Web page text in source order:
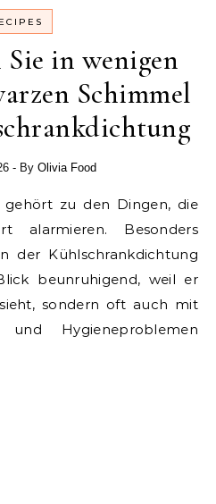
Sie in wenigen
Schimmel
- By Olivia Food
alarmieren. Besonders
der Kühlschrankdichtung
beunruhigend, weil er
sondern oft auch mit
und Hygieneproblemen